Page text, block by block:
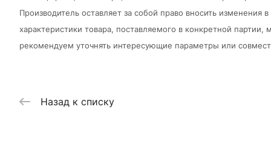
Производитель оставляет за собой право вносить
характеристики товара, поставляемого в конкретной
рекомендуем уточнять интересующие параметры или
Назад к списку